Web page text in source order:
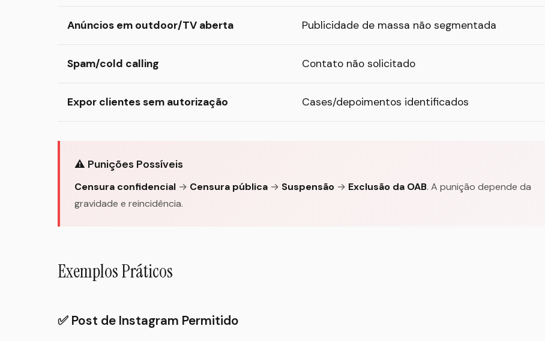
Anúncios em outdoor/TV aberta Publicidade de massa não segmentada
Spam/cold calling Contato não solicitado
Expor clientes sem autorização Cases/depoimentos identificados
⚠️ Punições Possíveis
Censura confidencial → Censura pública → Suspensão → Exclusão da OAB. A punição depende da
gravidade e reincidência.
Exemplos Práticos
✅ Post de Instagram Permitido